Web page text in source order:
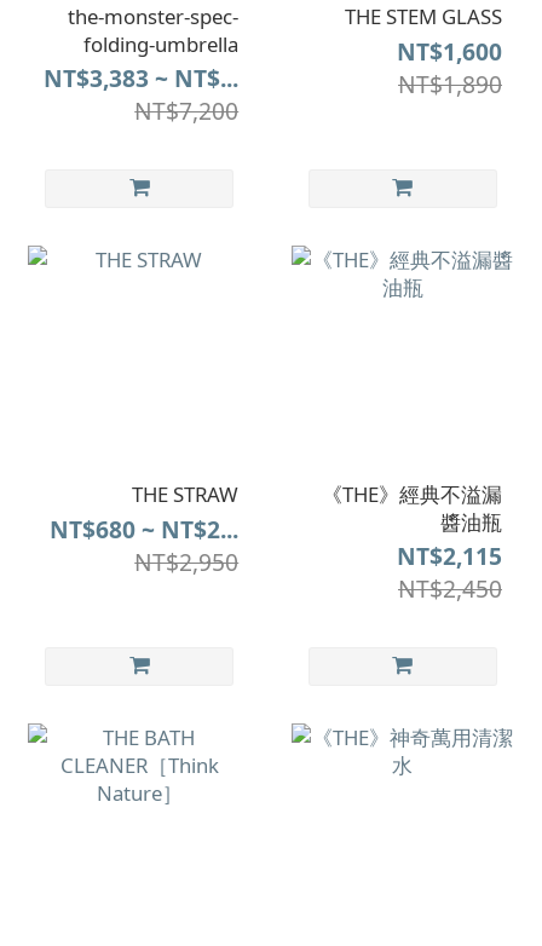
the-monster-spec-
folding-umbrella
NT$3,383 ~ NT$...
NT$7,200
THE STEM GLASS
NT$1,600
NT$1,890
THE STRAW
NT$680 ~ NT$2...
NT$2,950
《THE》經典不溢漏
醬油瓶
NT$2,115
NT$2,450